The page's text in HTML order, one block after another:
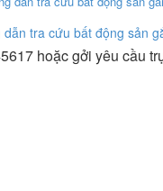
dẫn tra cứu bất động sản
hoặc gởi yêu cầu